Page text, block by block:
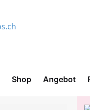
Shop Angebot